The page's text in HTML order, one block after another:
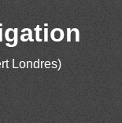
Londres)